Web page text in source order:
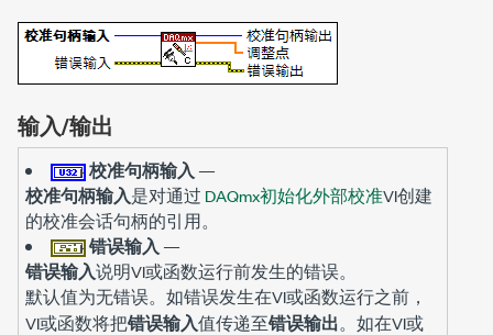
输入/输出
校准句柄输入 —
校准句柄输入是对通过 DAQmx初始化外部校准VI创建
的校准会话句柄的引用。
错误输入 —
错误输入说明VI或函数运行前发生的错误。
默认值为无错误。如错误发生在VI或函数运行之前，
VI或函数将把错误输入值传递至错误输出。如在VI或